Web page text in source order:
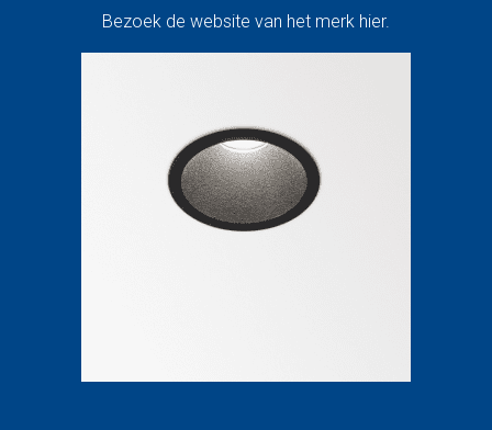
Bezoek de website van het merk hier.